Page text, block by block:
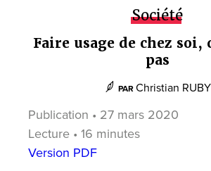
Société
Faire usage de chez soi,
pas
PAR Christian RUBY
Publication • 27 mars 2020
Lecture • 16 minutes
Version PDF